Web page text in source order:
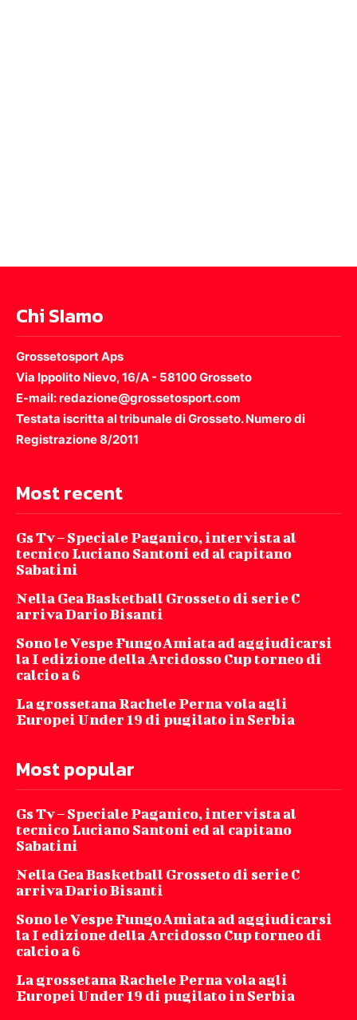
Chi SIamo
Grossetosport Aps
Via Ippolito Nievo, 16/A - 58100 Grosseto
E-mail: redazione@grossetosport.com
Testata iscritta al tribunale di Grosseto. Numero di
Registrazione 8/2011
Most recent
Gs Tv – Speciale Paganico, intervista al
tecnico Luciano Santoni ed al capitano
Sabatini
Nella Gea Basketball Grosseto di serie C
arriva Dario Bisanti
Sono le Vespe FungoAmiata ad aggiudicarsi
la I edizione della Arcidosso Cup torneo di
calcio a 6
La grossetana Rachele Perna vola agli
Europei Under 19 di pugilato in Serbia
Most popular
Gs Tv – Speciale Paganico, intervista al
tecnico Luciano Santoni ed al capitano
Sabatini
Nella Gea Basketball Grosseto di serie C
arriva Dario Bisanti
Sono le Vespe FungoAmiata ad aggiudicarsi
la I edizione della Arcidosso Cup torneo di
calcio a 6
La grossetana Rachele Perna vola agli
Europei Under 19 di pugilato in Serbia